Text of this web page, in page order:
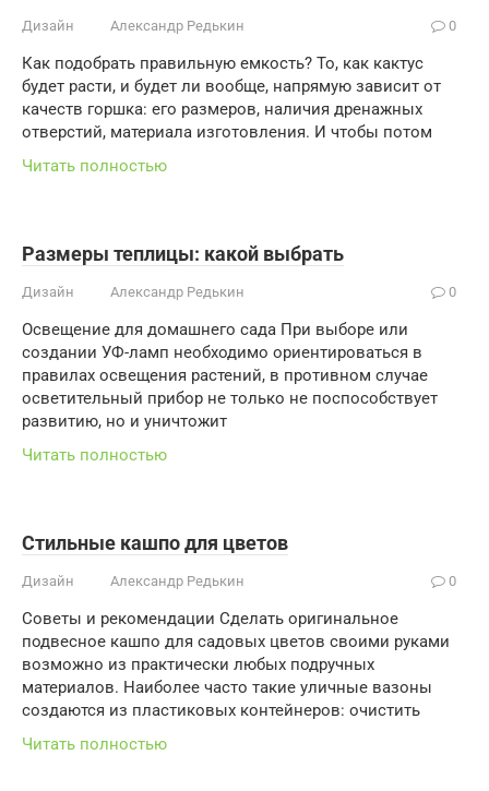
Дизайн Александр Редькин 0
Как подобрать правильную емкость? То, как кактус
будет расти, и будет ли вообще, напрямую зависит от
качеств горшка: его размеров, наличия дренажных
отверстий, материала изготовления. И чтобы потом
Читать полностью
Размеры теплицы: какой выбрать
Дизайн Александр Редькин 0
Освещение для домашнего сада При выборе или
создании УФ-ламп необходимо ориентироваться в
правилах освещения растений, в противном случае
осветительный прибор не только не поспособствует
развитию, но и уничтожит
Читать полностью
Стильные кашпо для цветов
Дизайн Александр Редькин 0
Советы и рекомендации Сделать оригинальное
подвесное кашпо для садовых цветов своими руками
возможно из практически любых подручных
материалов. Наиболее часто такие уличные вазоны
создаются из пластиковых контейнеров: очистить
Читать полностью